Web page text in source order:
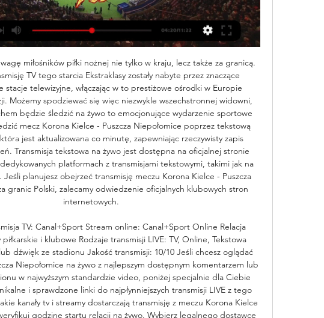
miłośników piłki nożnej nie tylko w kraju, lecz także za granicą.
TV tego starcia Ekstraklasy zostały nabyte przez znaczące
stacje telewizyjne, włączając w to prestiżowe ośrodki w Europie
Możemy spodziewać się więc niezwykle wszechstronnej widowni,
będzie śledzić na żywo to emocjonujące wydarzenie sportowe
mecz Korona Kielce - Puszcza Niepołomice poprzez tekstową
jest aktualizowana co minutę, zapewniając rzeczywisty zapis
Transmisja tekstowa na żywo jest dostępna na oficjalnej stronie
platformach z transmisjami tekstowymi, takimi jak na
Jeśli planujesz obejrzeć transmisję meczu Korona Kielce - Puszcza
granic Polski, zalecamy odwiedzenie oficjalnych klubowych stron
internetowych.
TV: Canal+Sport Stream online: Canal+Sport Online Relacja
i klubowe Rodzaje transmisji LIVE: TV, Online, Tekstowa
dźwięk ze stadionu Jakość transmisji: 10/10 Jeśli chcesz oglądać
Niepołomice na żywo z najlepszym dostępnym komentarzem lub
w najwyższym standardzie video, poniżej specjalnie dla Ciebie
i sprawdzone linki do najpłynniejszych transmisji LIVE z tego
kanały tv i streamy dostarczają transmisję z meczu Korona Kielce
godzinę startu relacji na żywo. Wybierz legalnego dostawcę